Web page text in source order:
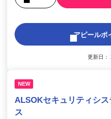
アピールポ
更新日
NEW
ALSOKセキュリティシ
ス